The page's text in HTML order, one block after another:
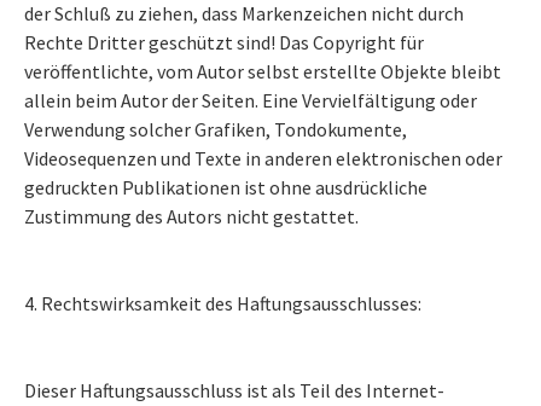
der Schluß zu ziehen, dass Markenzeichen nicht durch
Rechte Dritter geschützt sind! Das Copyright für
veröffentlichte, vom Autor selbst erstellte Objekte bleibt
allein beim Autor der Seiten. Eine Vervielfältigung oder
Verwendung solcher Grafiken, Tondokumente,
Videosequenzen und Texte in anderen elektronischen oder
gedruckten Publikationen ist ohne ausdrückliche
Zustimmung des Autors nicht gestattet.
4. Rechtswirksamkeit des Haftungsausschlusses:
Dieser Haftungsausschluss ist als Teil des Internet-